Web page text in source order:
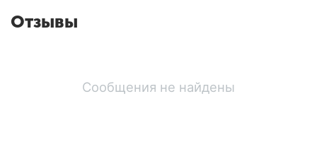
Отзывы
Сообщения не найдены